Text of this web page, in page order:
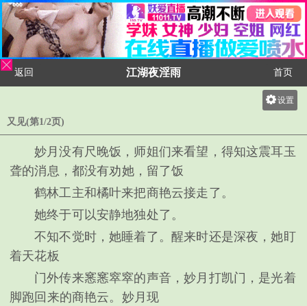
返回 江湖夜淫雨 首页
设置
又见(第1/2页)
妙月没有尺晚饭，师姐们来看望，得知这震耳玉
聋的消息，都没有劝她，留了饭
鹤林工主和橘叶来把商艳云接走了。
她终于可以安静地独处了。
不知不觉时，她睡着了。醒来时还是深夜，她盯
着天花板
门外传来窸窸窣窣的声音，妙月打凯门，是光着
脚跑回来的商艳云。妙月现